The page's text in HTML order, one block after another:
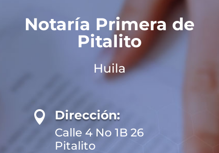
Notaría Primera de
Pitalito
Huila
 Dirección:
Calle 4 No 1B 26
Pitalito